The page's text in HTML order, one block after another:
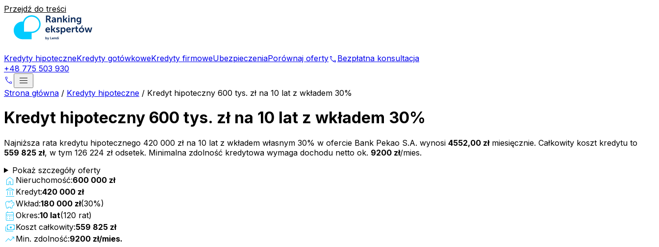
Przejdź do treści
Kredyty hipoteczneKredyty gotówkoweKredyty firmoweUbezpieczeniaPorównaj ofertyphone Bezpłatna konsultacja
+48 775 503 930
phone menu
Strona główna / Kredyty hipoteczne / Kredyt hipoteczny 600 tys. zł na 10 lat z wkładem 30%
Kredyt hipoteczny 600 tys. zł na 10 lat z wkładem 30%
Najniższa rata kredytu hipotecznego 420 000 zł na 10 lat z wkładem własnym 30% w ofercie Bank Pekao S.A. wynosi 4552,00 złmiesięcznie. Całkowity koszt kredytu to
559 825 zł, w tym 126 224 zł odsetek. Minimalna zdolność kredytowa wymaga dochodu netto ok. 9200 zł/mies.
Pokaż szczegóły oferty
home Nieruchomość:600 000 zł
account_balance Kredyt:420 000 zł
savingsWkład:180 000 zł(30%)
calendar_month Okres:10 lat(120 rat)
paymentsKoszt całkowity:559 825 zł
trending_up Min. zdolność:9200 zł/mies.